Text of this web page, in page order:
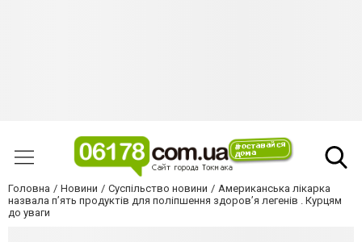
Головна Новини Суспільство новини
Американська лікарка
назвала п’ять продуктів для поліпшення здоров’я легенів . Курцям
до уваги